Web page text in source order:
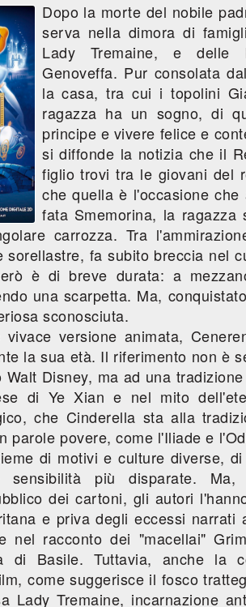
Dopo la morte del nobile
serva nella dimora di
Lady Tremaine, e delle
Genoveffa. Pur consolata
la casa, tra cui i topolini
ragazza ha un sogno, di
principe e vivere felice e
si diffonde la notizia che il
figlio trovi tra le giovani del
che quella è l'occasione
fata Smemorina, la
carrozza. Tra
sorellastre, fa subito breccia nel
è di breve durata: a
una scarpetta. Ma,
sconosciuta.
versione animata,
la sua età. Il riferimento non è
Disney, ma ad una
di Ye Xian e nel mito
che Cinderella sta alla
parole povere, come l'Iliade e
di motivi e culture diverse,
più disparate. Ma,
dei cartoni, gli autori
e priva degli eccessi
nel racconto dei "macellai"
di Basile. Tuttavia, anche la
come suggerisce il fosco
Lady Tremaine, incarnazione